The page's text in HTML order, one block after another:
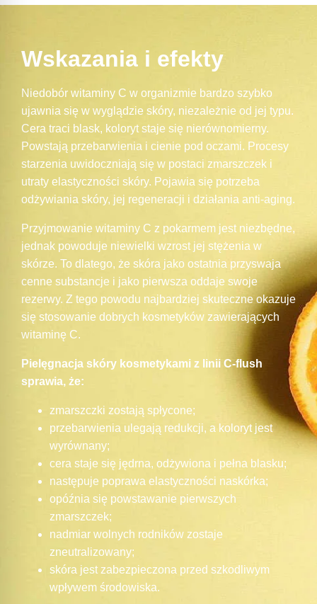
Wskazania i efekty
Niedobór witaminy C w organizmie bardzo szybko
ujawnia się w wyglądzie skóry, niezależnie od jej typu.
Cera traci blask, koloryt staje się nierównomierny.
Powstają przebarwienia i cienie pod oczami. Procesy
starzenia uwidoczniają się w postaci zmarszczek i
utraty elastyczności skóry. Pojawia się potrzeba
odżywiania skóry, jej regeneracji i działania anti-aging.
Przyjmowanie witaminy C z pokarmem jest niezbędne,
jednak powoduje niewielki wzrost jej stężenia w
skórze. To dlatego, że skóra jako ostatnia przyswaja
cenne substancje i jako pierwsza oddaje swoje
rezerwy. Z tego powodu najbardziej skuteczne okazuje
się stosowanie dobrych kosmetyków zawierających
witaminę C.
Pielęgnacja skóry kosmetykami z linii C-flush
sprawia, że:
zmarszczki zostają spłycone;
przebarwienia ulegają redukcji, a koloryt jest
wyrównany;
cera staje się jędrna, odżywiona i pełna blasku;
następuje poprawa elastyczności naskórka;
opóźnia się powstawanie pierwszych
zmarszczek;
nadmiar wolnych rodników zostaje
zneutralizowany;
skóra jest zabezpieczona przed szkodliwym
wpływem środowiska.